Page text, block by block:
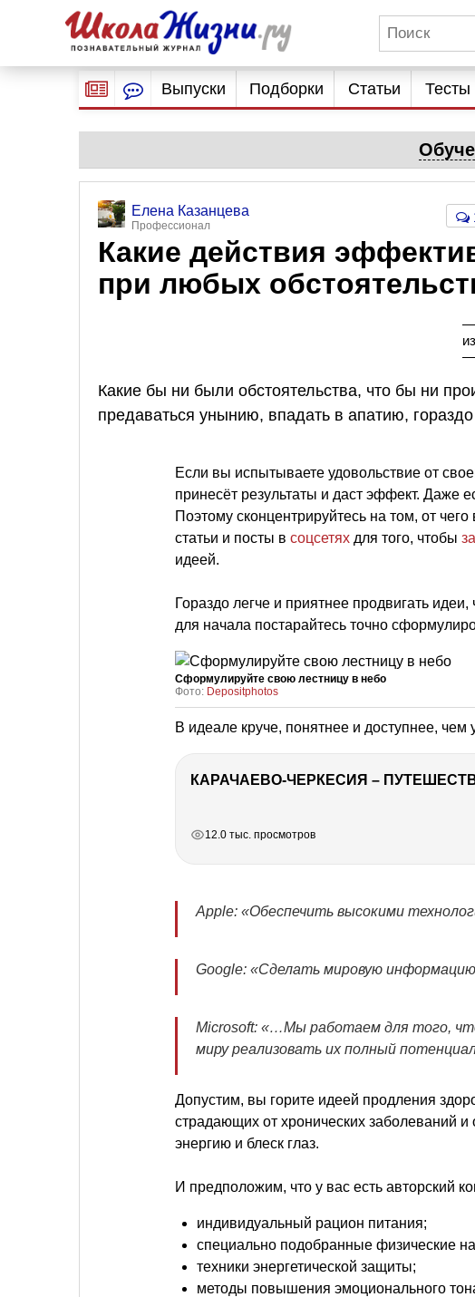
Выпуски Подборки Статьи Тесты
Елена Казанцева
Профессионал
Какие действия
при любых
—
—
Какие бы ни были обстоятельства, что бы ни
предаваться унынию, впадать в апатию,
Если вы испытываете удовольствие от
принесёт результаты и даст эффект. Даже
Поэтому сконцентрируйтесь на том, от
статьи и посты в соцсетях для того, чтобы
идеей.
Гораздо легче и приятнее продвигать
для начала постарайтесь точно
Сформулируйте свою лестницу в небо
Фото: Depositphotos
В идеале круче, понятнее и доступнее, чем
КАРАЧАЕВО-ЧЕРКЕСИЯ –
12.0 тыс. просмотров
Apple: «Обеспечить высокими
Google: «Сделать мировую
Microsoft: «…Мы работаем для того,
миру реализовать их полный
Допустим, вы горите идеей продления
страдающих от хронических заболеваний
энергию и блеск глаз.
И предположим, что у вас есть авторский
индивидуальный рацион питания;
специально подобранные физические
техники энергетической защиты;
методы повышения эмоционального